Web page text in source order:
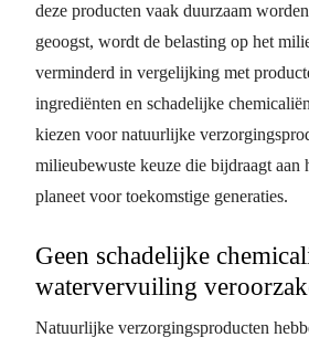
deze producten vaak duurzaam
geoogst, wordt de belasting op het
verminderd in vergelijking met
ingrediënten en schadelijke
kiezen voor natuurlijke
milieubewuste keuze die bijdraagt aan
planeet voor toekomstige generaties.
Geen schadelijke
watervervuiling
Natuurlijke verzorgingsproducten